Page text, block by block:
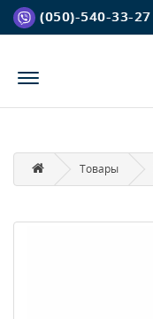
(050)-540-33-27
Товары